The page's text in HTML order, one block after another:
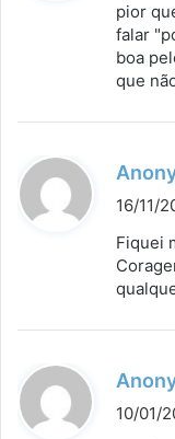
s
e
:
pior
falar
boa
que
16/11/
Fiquei
10/01/